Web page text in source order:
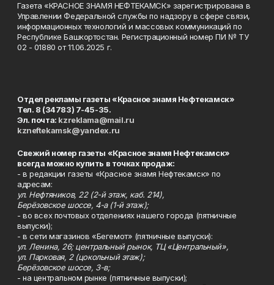
Газета «КРАСНОЕ ЗНАМЯ НЕФТЕКАМСК» зарегистрирована в
Управлении Федеральной службы по надзору в сфере связи,
информационных технологий и массовых коммуникаций по
Республике Башкортостан. Регистрационный номер ПИ № ТУ
02 - 01880 от 11.06.2025 г.
Отдел рекламы газеты «Красное знамя Нефтекамск»
Тел. 8 (34783) 7-45-35.
Эл. почта: kzreklama@mail.ru
kzneftekamsk@yandex.ru
Свежий номер газеты «Красное знамя Нефтекамск»
всегда можно купить в точках продаж:
- в редакции газеты «Красное знамя Нефтекамск» по
адресам:
ул. Нефтяников, 22 (2-й этаж, каб. 214),
Берёзовское шоссе, 4-а (1-й этаж);
- во всех почтовых отделениях нашего города (пятничные
выпуски);
- в сети магазинов «Бегемот» (пятничные выпуски):
ул. Ленина, 26; центральный рынок, ТЦ «Центральный»,
ул. Парковая, 2 (цокольный этаж);
Берёзовское шоссе, 3-в;
- на центральном рынке (пятничные выпуски);